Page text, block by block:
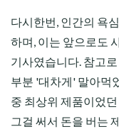
다시한번, 인간의 욕
하며, 이는 앞으로도
기사였습니다. 참고
부분 '대차게' 말아먹
중 최상위 제품이었
그걸 써서 돈을 버는